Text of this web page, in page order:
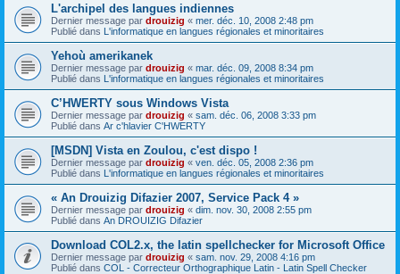
L'archipel des langues indiennes
Dernier message par drouizig « mer. déc. 10, 2008 2:48 pm
Publié dans L'informatique en langues régionales et minoritaires
Yehoù amerikanek
Dernier message par drouizig « mar. déc. 09, 2008 8:34 pm
Publié dans L'informatique en langues régionales et minoritaires
C’HWERTY sous Windows Vista
Dernier message par drouizig « sam. déc. 06, 2008 3:33 pm
Publié dans Ar c'hlavier C'HWERTY
[MSDN] Vista en Zoulou, c'est dispo !
Dernier message par drouizig « ven. déc. 05, 2008 2:36 pm
Publié dans L'informatique en langues régionales et minoritaires
« An Drouizig Difazier 2007, Service Pack 4 »
Dernier message par drouizig « dim. nov. 30, 2008 2:55 pm
Publié dans An DROUIZIG Difazier
Download COL2.x, the latin spellchecker for Microsoft Office
Dernier message par drouizig « sam. nov. 29, 2008 4:16 pm
Publié dans COL - Correcteur Orthographique Latin - Latin Spell Checker